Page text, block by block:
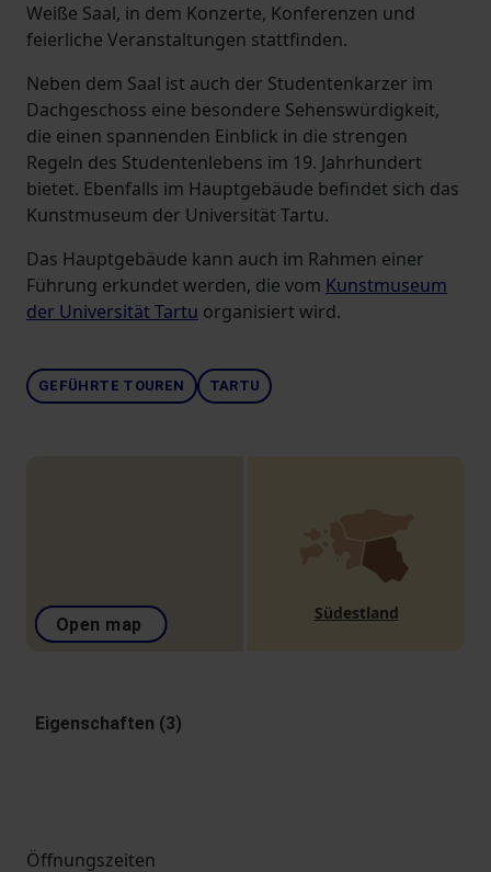
Weiße Saal, in dem Konzerte, Konferenzen und
feierliche Veranstaltungen stattfinden.
Neben dem Saal ist auch der Studentenkarzer im
Dachgeschoss eine besondere Sehenswürdigkeit,
die einen spannenden Einblick in die strengen
Regeln des Studentenlebens im 19. Jahrhundert
bietet. Ebenfalls im Hauptgebäude befindet sich das
Kunstmuseum der Universität Tartu.
Das Hauptgebäude kann auch im Rahmen einer
Führung erkundet werden, die vom Kunstmuseum
der Universität Tartu organisiert wird.
GEFÜHRTE TOUREN TARTU
Open map
Südestland
Eigenschaften (3)
Öffnungszeiten